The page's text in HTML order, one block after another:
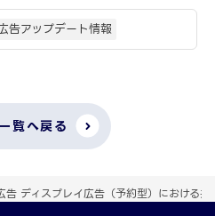
告アップデート情報
覧へ戻る
告 ディスプレイ広告（予約型）における